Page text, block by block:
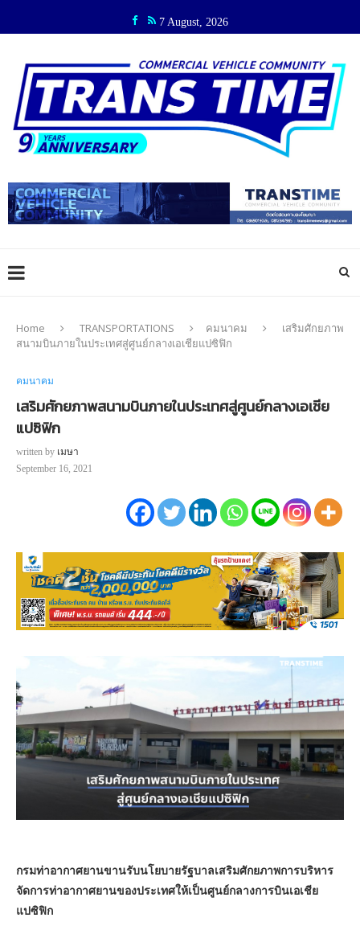
7 August, 2026
Home TRANSPORTATIONS คมนาคม
เสริมศักยภาพ
สนามบินภายในประเทศสู่ศูนย์กลางเอเชียแปซิฟิก
คมนาคม
เสริมศักยภาพสนามบินภายในประเทศสู่ศูนย์กลางเอเชีย
แปซิฟิก
written by เมษา
September 16, 2021
กรมท่าอากาศยานขานรับนโยบายรัฐบาลเสริมศักยภาพการบริหาร
จัดการท่าอากาศยานของประเทศให้เป็นศูนย์กลางการบินเอเชีย
แปซิฟิก